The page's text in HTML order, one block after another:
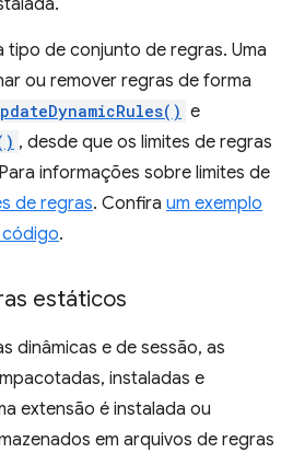
tipo de conjunto de regras. Uma
ou remover regras de forma
e
, desde que os limites de regras
informações sobre limites de
de regras. Confira um exemplo
.
estáticos
dinâmicas e de sessão, as
instaladas e
extensão é instalada ou
em arquivos de regras